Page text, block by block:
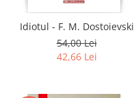
Idiotul - F. M. Dostoievski
54,00 Lei
42,66 Lei